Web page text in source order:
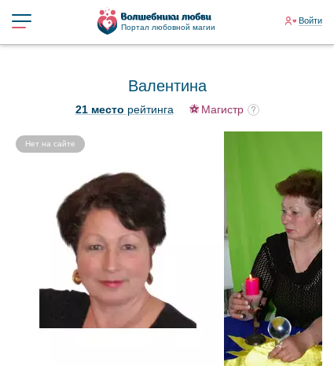
Портал любовной магии
Войти
Валентина
Нет на сайте
Магистр
21 место рейтинга